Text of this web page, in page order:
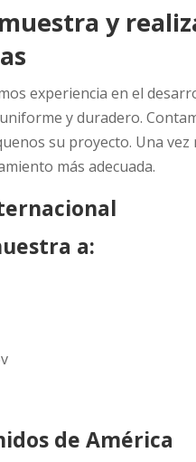
y
experiencia en el
y duradero.
su proyecto. Una
más adecuada.
a:
de América